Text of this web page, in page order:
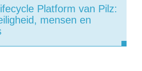
Platform van Pilz:
mensen en